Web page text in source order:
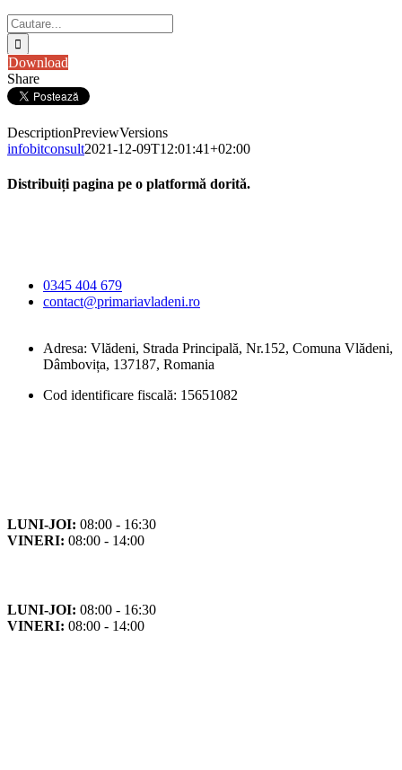
Cautare...
Download
Share
DescriptionPreviewVersions
infobitconsult2021-12-09T12:01:41+02:00
Distribuiți pagina pe o platformă dorită.
0345 404 679
contact@primariavladeni.ro
Adresa: Vlădeni, Strada Principală, Nr.152, Comuna Vlădeni,
Dâmbovița, 137187, Romania
Cod identificare fiscală: 15651082
LUNI-JOI: 08:00 - 16:30
VINERI: 08:00 - 14:00
LUNI-JOI: 08:00 - 16:30
VINERI: 08:00 - 14:00